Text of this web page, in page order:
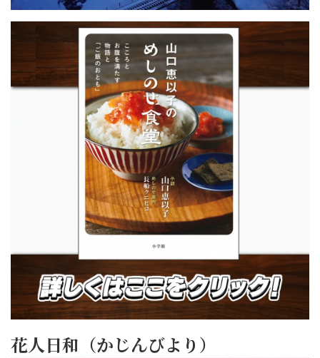
花人日和（かじんびより）